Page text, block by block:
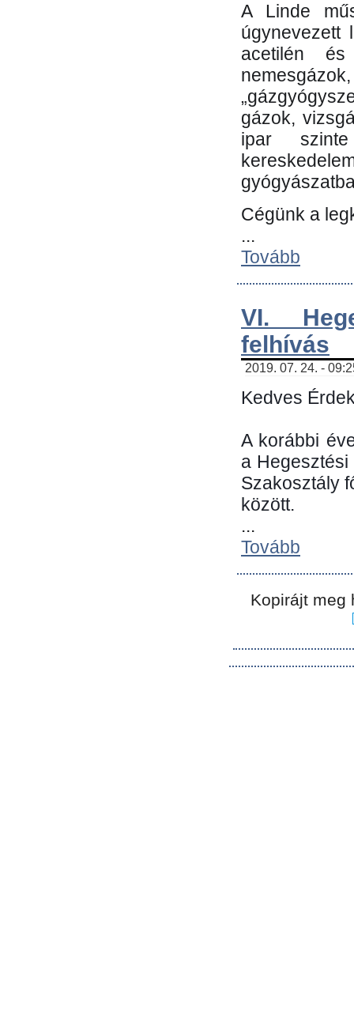
A Linde
úgynevezett
acetilén és
gázok,
ipar
Cégünk a
...
Tovább
VI.
felhívás
2019. 07. 24. -
Kedves
A korábbi
a
Szakosztály
között.
...
Tovább
Kopirájt meg